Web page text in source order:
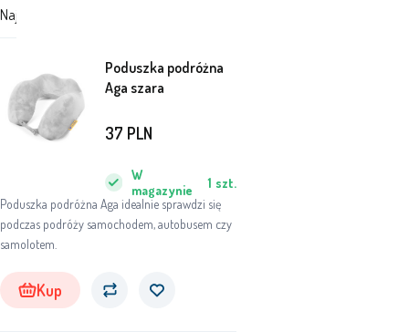
Najdroższe
Poduszka podróżna
Aga szara
Poduszka podróżna Aga idealnie sprawdzi się
podczas podróży samochodem, autobusem czy
samolotem.
W
magazynie
1 szt.
37 PLN
Kup